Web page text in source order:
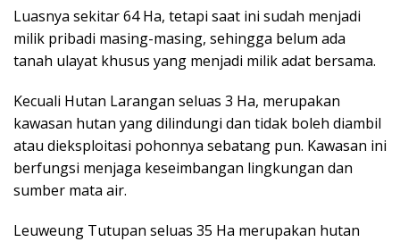
Luasnya sekitar 64 Ha, tetapi saat ini sudah menjadi
milik pribadi masing-masing, sehingga belum ada
tanah ulayat khusus yang menjadi milik adat bersama.
Kecuali Hutan Larangan seluas 3 Ha, merupakan
kawasan hutan yang dilindungi dan tidak boleh diambil
atau dieksploitasi pohonnya sebatang pun. Kawasan ini
berfungsi menjaga keseimbangan lingkungan dan
sumber mata air.
Leuweung Tutupan seluas 35 Ha merupakan hutan